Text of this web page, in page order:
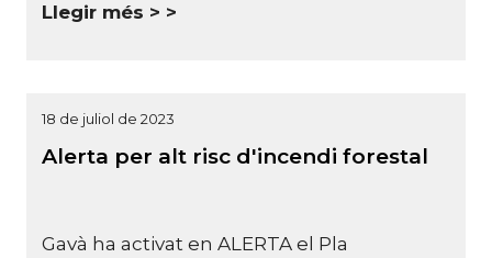
Llegir més >
18 de juliol de 2023
Alerta per alt risc d'incendi forestal
Gavà ha activat en ALERTA el Pla